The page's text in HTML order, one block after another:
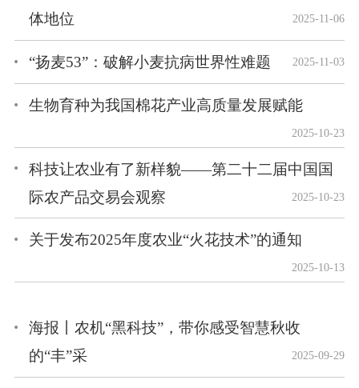
体地位
2025-11-06
“扬麦53”：破解小麦抗病世界性难题 2025-11-03
生物育种为我国棉花产业高质量发展赋能
2025-10-23
科技让农业有了新样貌——第二十二届中国国
际农产品交易会观察
2025-10-23
关于发布2025年度农业“火花技术”的通知
2025-10-13
海报丨农机“黑科技”，带你感受智慧秋收
的“丰”采
2025-09-29